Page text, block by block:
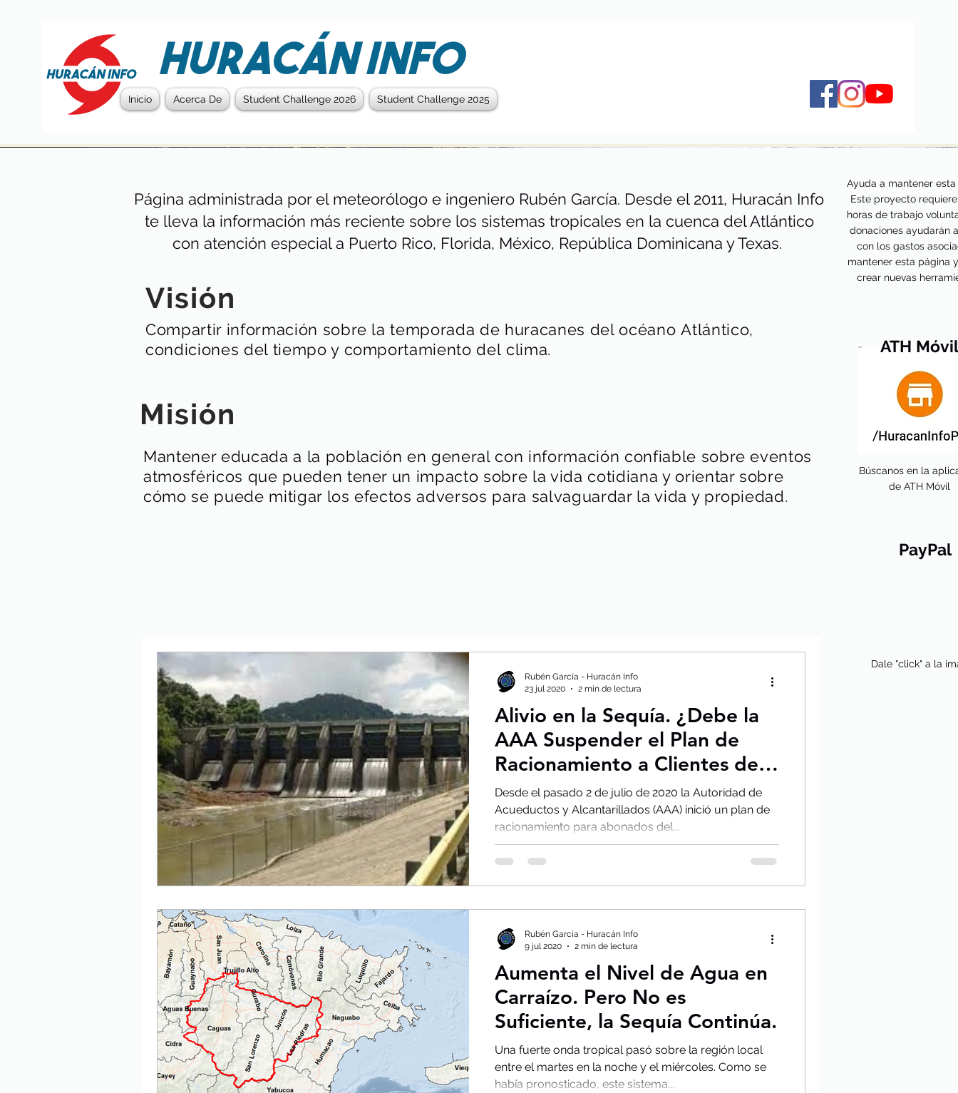
HURACÁN INFO
Inicio Acerca De Student Challenge 2026 Student Challenge 2025
Página administrada por el meteorólogo e ingeniero Rubén García. Desde el 2011, Huracán Info
te lleva la información más reciente sobre los sistemas tropicales en la cuenca del Atlántico
con atención especial a Puerto Rico, Florida, México, República Dominicana y Texas.
Visión
Compartir información sobre la temporada de huracanes delocéano Atlántico,
condiciones del tiempo y comportamiento del clima.
Misión
Mantener educada a la población en general con información confiable sobre eventos
atmosféricos que pueden tener un impacto sobre la vida cotidiana y orientar sobre
cómo se puede mitigar los efectos adversos para salvaguardar la vida y propiedad.
Ayuda a mantener esta
Este proyecto
horas de trabajo
donaciones ayudarán
con los gastos
mantener esta página
crear nuevas
ATH Móvil
Búscanos en la
de ATH Móvil
PayPal
Alivio en la Sequía. ¿Debe la
AAA Suspender el Plan de
Racionamiento a Clientes del
lago Carraízo?
Desde el pasado 2 de julio de 2020 la Autoridad de
Acueductos y Alcantarillados (AAA) inició un plan de
racionamiento para abonados del...
Rubén García - Huracán Info
23 jul 2020
2 min de lectura
Aumenta el Nivel de Agua en
Carraízo. Pero No es
Suficiente, la Sequía Continúa.
Una fuerte onda tropical pasó sobre la región local
entre el martes en la noche y el miércoles. Como se
había pronosticado, este sistema...
Rubén García - Huracán Info
9 jul 2020
2 min de lectura
Dale "click" a la